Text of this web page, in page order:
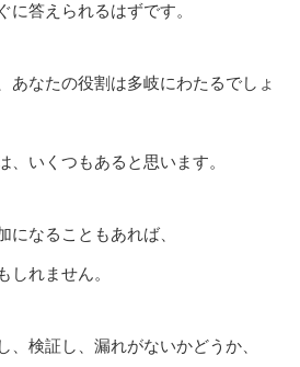
に答えられるはずです。
あなたの役割は多岐にわたるでしょ
、いくつもあると思います。
になることもあれば、
しれません。
、検証し、漏れがないかどうか、